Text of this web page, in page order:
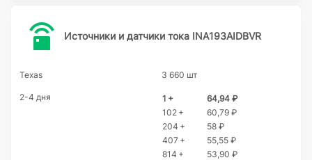
Источники и датчики тока INA193AIDBVR
Texas 3 660 шт
2-4 дня 1 +
64,94 ₽
102 +
60,79 ₽
204 +
58 ₽
407 +
55,55 ₽
814 +
53,90 ₽